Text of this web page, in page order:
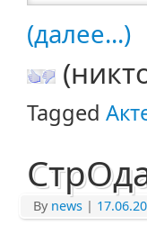
(далее...)
Tagged
By news |